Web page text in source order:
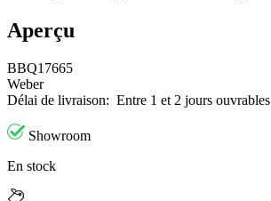
Aperçu
BBQ17665
Weber
Délai de livraison: Entre 1 et 2 jours ouvrables
Showroom
En stock